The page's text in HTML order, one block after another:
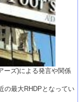
ーズ)による発言や関係
の最大RHDPとなってい